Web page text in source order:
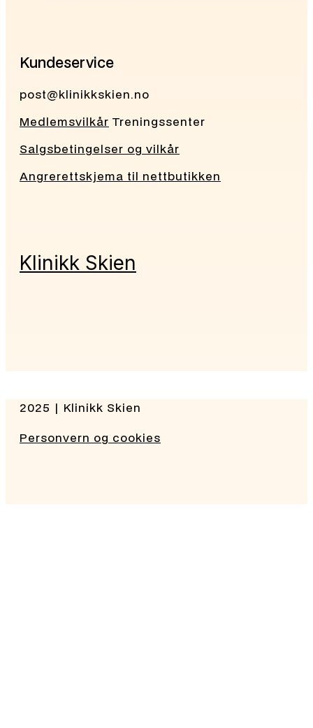
Kundeservice
post@klinikkskien.no
Medlemsvilkår Treningssenter
Salgsbetingelser og vilkår
Angrerettskjema til nettbutikken
Klinikk Skien
2025 | Klinikk Skien
Personvern og cookies